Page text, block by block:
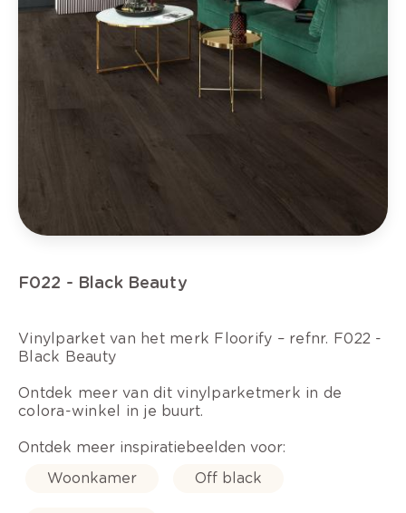
F022 - Black Beauty
Vinylparket van het merk Floorify – refnr. F022 -
Black Beauty
Ontdek meer van dit vinylparketmerk in de
colora-winkel in je buurt.
Ontdek meer inspiratiebeelden voor:
Woonkamer
Off black